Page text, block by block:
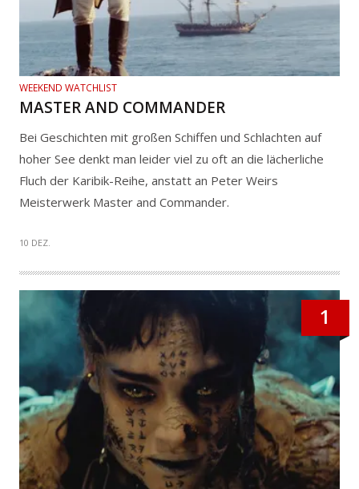
WEEKEND WATCHLIST
MASTER AND COMMANDER
Bei Geschichten mit großen Schiffen und Schlachten auf
hoher See denkt man leider viel zu oft an die lächerliche
Fluch der Karibik-Reihe, anstatt an Peter Weirs
Meisterwerk Master and Commander.
10 DEZ.
1